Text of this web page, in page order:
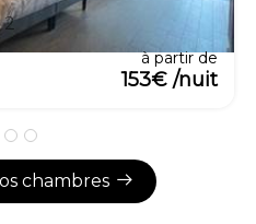
2
à partir de
153€ /nuit
chambres